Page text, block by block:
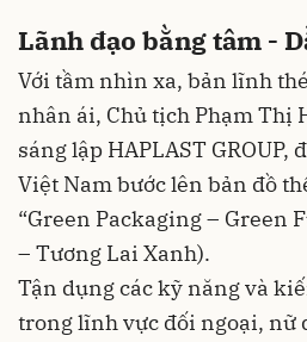
Lãnh đạo bằng tâm -
Với tầm nhìn xa, bản lĩnh
nhân ái, Chủ tịch Phạm Thị
sáng lập HAPLAST
Việt Nam bước lên bản đồ
“Green Packaging – Green
– Tương Lai Xanh).
Tận dụng các kỹ năng và
trong lĩnh vực đối ngoại, nữ